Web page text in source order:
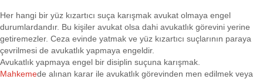
Her hangi bir yüz kızartıcı suça karışmak avukat olmaya engel
durumlardandır. Bu kişiler avukat olsa dahi avukatlık görevini yerine
getiremezler. Ceza evinde yatmak ve yüz kızartıcı suçlarının paraya
çevrilmesi de avukatlık yapmaya engeldir.
Avukatlık yapmaya engel bir disiplin suçuna karışmak.
Mahkemede alınan karar ile avukatlık görevinden men edilmek veya